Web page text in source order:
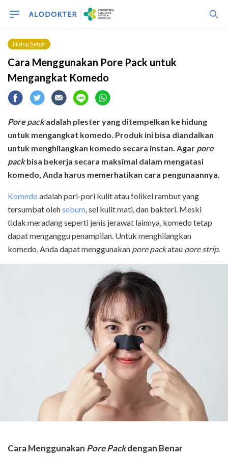
Hidup Sehat
Cara Menggunakan Pore Pack untuk
Mengangkat Komedo
Pore packadalah plester yang ditempelkan ke hidung
untuk mengangkat komedo. Produk ini bisa diandalkan
untuk menghilangkan komedo secara instan. Agar pore
packbisa bekerja secara maksimal dalam mengatasi
komedo, Anda harus memerhatikan cara pengunaannya.
Komedo adalah pori-pori kulit atau folikel rambut yang
tersumbat olehsebum, sel kulit mati, dan bakteri. Meski
tidak meradang seperti jenis jerawat lainnya, komedo tetap
dapat menganggu penampilan. Untuk menghilangkan
komedo, Anda dapat menggunakan pore packatau pore strip.
Cara Menggunakan Pore Packdengan Benar